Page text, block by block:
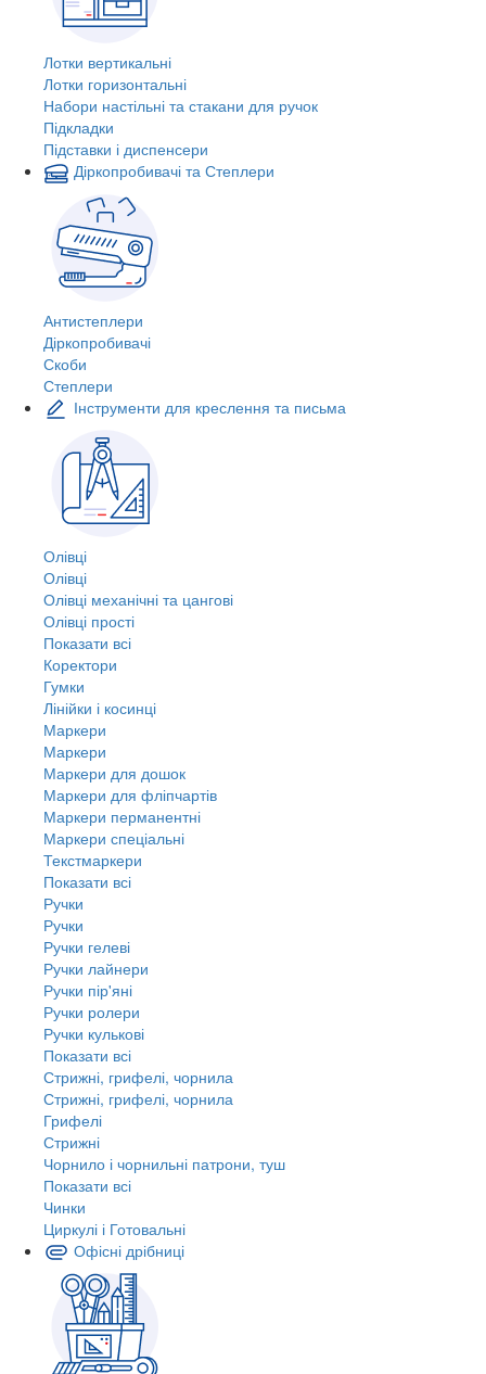
Лотки вертикальні
Лотки горизонтальні
Набори настільні та стакани для ручок
Підкладки
Підставки і диспенсери
Діркопробивачі та Степлери
Антистеплери
Діркопробивачі
Скоби
Степлери
Інструменти для креслення та письма
Олівці
Олівці
Олівці механічні та цангові
Олівці прості
Показати всі
Коректори
Гумки
Лінійки і косинці
Маркери
Маркери
Маркери для дошок
Маркери для фліпчартів
Маркери перманентні
Маркери спеціальні
Текстмаркери
Показати всі
Ручки
Ручки
Ручки гелеві
Ручки лайнери
Ручки пір'яні
Ручки ролери
Ручки кулькові
Показати всі
Стрижні, грифелі, чорнила
Стрижні, грифелі, чорнила
Грифелі
Стрижні
Чорнило і чорнильні патрони, туш
Показати всі
Чинки
Циркулі і Готовальні
Офісні дрібниці